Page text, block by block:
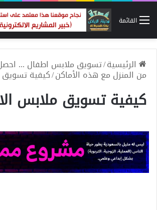
القائمة
الرئيسية/تسويق ملابس اطفال ...
من المنزل مع هذه الأماكن/كيفية تسويق
كيفية تسويق ملابس